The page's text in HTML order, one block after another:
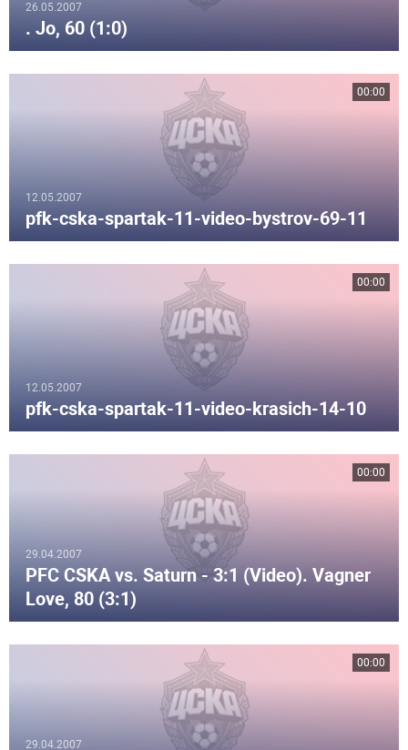
26.05.2007
. Jo, 60 (1:0)
12.05.2007
pfk-cska-spartak-11-video-bystrov-69-11
00:00
12.05.2007
pfk-cska-spartak-11-video-krasich-14-10
00:00
29.04.2007
PFC CSKA vs. Saturn - 3:1 (Video). Vagner
Love, 80 (3:1)
00:00
29.04.2007
00:00